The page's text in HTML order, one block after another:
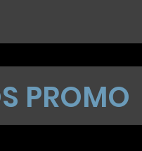
PROMO